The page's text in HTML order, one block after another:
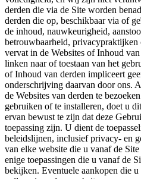
derden die via de Site worden
derden die op, beschikbaar via of
de inhoud, nauwkeurigheid,
betrouwbaarheid,
vervat in de Websites of Inhoud
linken naar of toestaan van het
of Inhoud van derden impliceert
onderschrijving daarvan door ons.
de Websites van derden te
gebruiken of te installeren, doet u
ervan bewust te zijn dat deze
toepassing zijn. U dient de
beleidslijnen, inclusief privacy- en
van elke website die u vanaf de
enige toepassingen die u vanaf de
bekijken. Eventuele aankopen die